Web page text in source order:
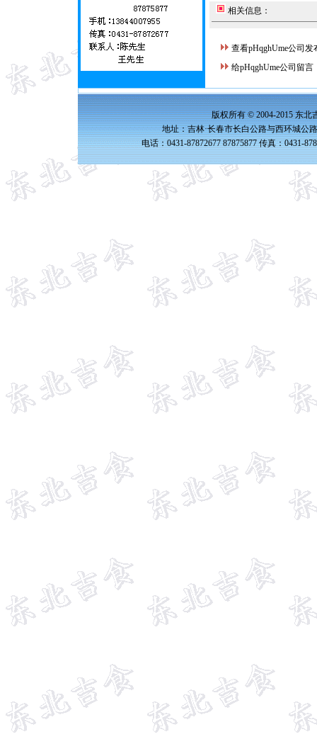
相关信息：
查看pHqghUme公司发
给pHqghUme公司留言
版权所有 © 2004-2015 东北
地址：吉林·长春市长白公路与西环城公
电话：0431-87872677 87875877 传真：0431-